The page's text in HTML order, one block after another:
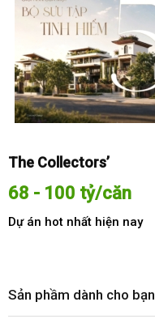
The Collectors’
68 - 100 tỷ/căn
Dự án hot nhất hiện nay
Sản phầm dành cho bạn